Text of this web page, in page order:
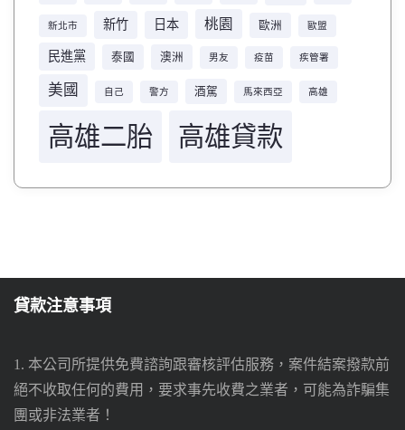
新北市 新竹 日本 桃園 歐洲 歐盟
民進黨 泰國 澳洲 男友 疫苗 疾管署
美國 自己 警方 酒駕 馬來西亞 高雄
高雄二胎 高雄貸款
貸款注意事項
1. 本公司所提供免費諮詢跟審核評估服務，案件結案撥款前
絕不收取任何的費用，要求事先收費之業者，可能為詐騙集
團或非法業者！